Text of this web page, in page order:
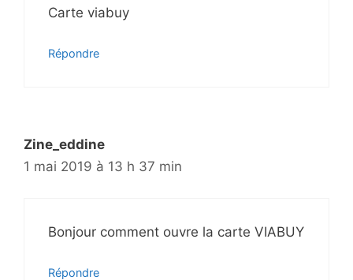
Carte viabuy
Répondre
Zine_eddine
1 mai 2019 à 13 h 37 min
Bonjour comment ouvre la carte VIABUY
Répondre